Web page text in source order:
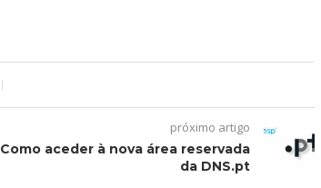
próximo artigo
Como aceder à nova área reservada
da DNS.pt